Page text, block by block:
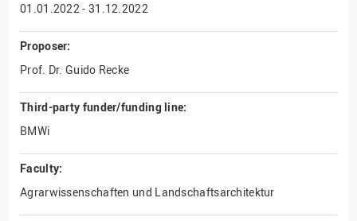
01.01.2022 - 31.12.2022
Proposer:
Prof. Dr. Guido Recke
Third-party funder/funding line:
BMWi
Faculty:
Agrarwissenschaften und Landschaftsarchitektur